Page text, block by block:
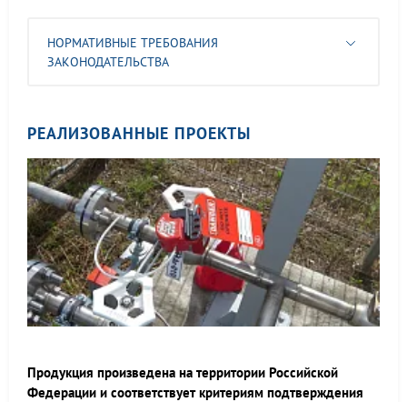
НОРМАТИВНЫЕ ТРЕБОВАНИЯ
ЗАКОНОДАТЕЛЬСТВА
РЕАЛИЗОВАННЫЕ ПРОЕКТЫ
Продукция произведена на территории Российской
Федерации и соответствует критериям подтверждения